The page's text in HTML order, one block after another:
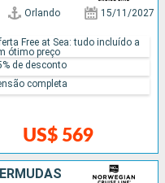
Orlando 15/11/2027
US$ 569
Free at Sea: tudo incluído a
ótimo preço
de desconto
completa